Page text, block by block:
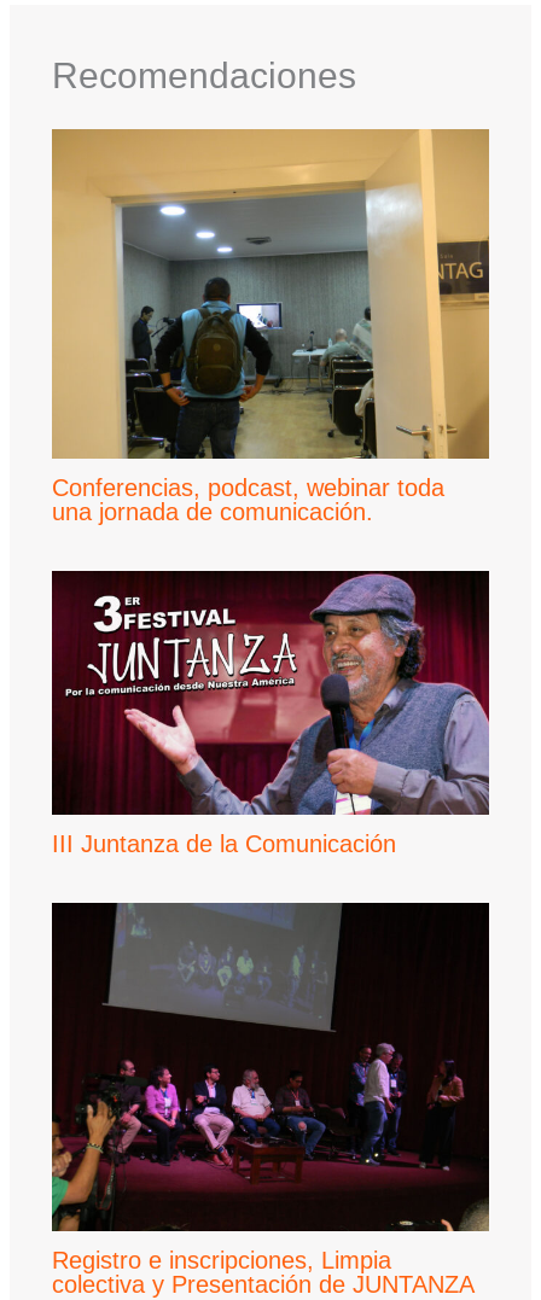
Recomendaciones
Conferencias, podcast, webinar toda
una jornada de comunicación.
III Juntanza de la Comunicación
Registro e inscripciones, Limpia
colectiva y Presentación de JUNTANZA